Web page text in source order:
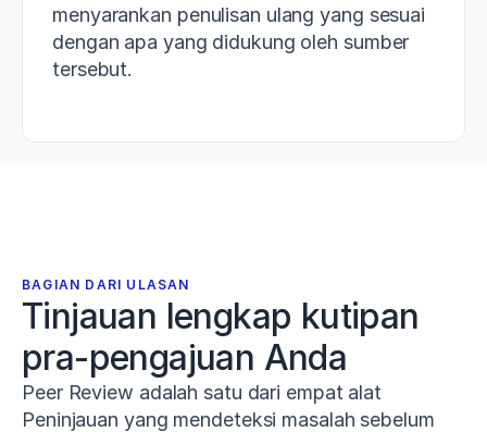
menyarankan penulisan ulang yang sesuai
dengan apa yang didukung oleh sumber
tersebut.
BAGIAN DARI ULASAN
Tinjauan lengkap kutipan
pra-pengajuan Anda
Peer Review adalah satu dari empat alat
Peninjauan yang mendeteksi masalah sebelum